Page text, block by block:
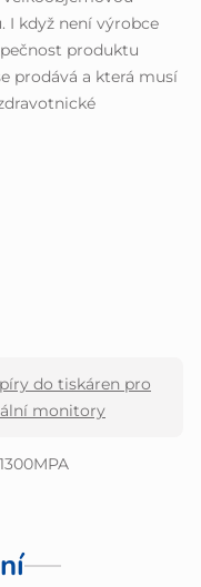
I když není výrobce
produktu
prodává a která musí
do tiskáren pro
monitory